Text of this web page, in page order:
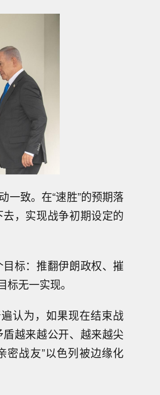
一致。在“速胜”的预期落
，实现战争初期设定的
标：推翻伊朗政权、摧
无一实现。
认为，如果现在结束战
越来越公开、越来越尖
密战友”以色列被边缘化